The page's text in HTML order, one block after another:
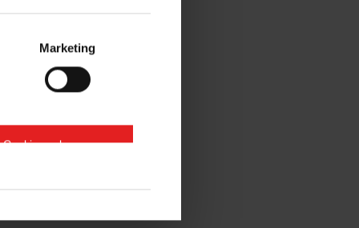
Marketing
Cookies zulassen